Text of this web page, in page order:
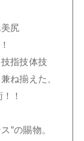
尻
指技体技
ね揃えた、
！
”の賜物。